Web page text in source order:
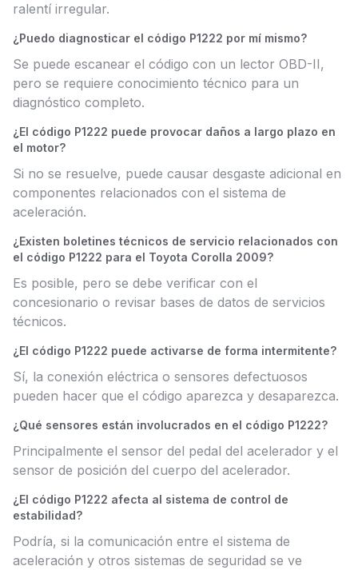
ralentí irregular.
¿Puedo diagnosticar el código P1222 por mí mismo?
Se puede escanear el código con un lector OBD-II,
pero se requiere conocimiento técnico para un
diagnóstico completo.
¿El código P1222 puede provocar daños a largo plazo en
el motor?
Si no se resuelve, puede causar desgaste adicional en
componentes relacionados con el sistema de
aceleración.
¿Existen boletines técnicos de servicio relacionados con
el código P1222 para el Toyota Corolla 2009?
Es posible, pero se debe verificar con el
concesionario o revisar bases de datos de servicios
técnicos.
¿El código P1222 puede activarse de forma intermitente?
Sí, la conexión eléctrica o sensores defectuosos
pueden hacer que el código aparezca y desaparezca.
¿Qué sensores están involucrados en el código P1222?
Principalmente el sensor del pedal del acelerador y el
sensor de posición del cuerpo del acelerador.
¿El código P1222 afecta al sistema de control de
estabilidad?
Podría, si la comunicación entre el sistema de
aceleración y otros sistemas de seguridad se ve